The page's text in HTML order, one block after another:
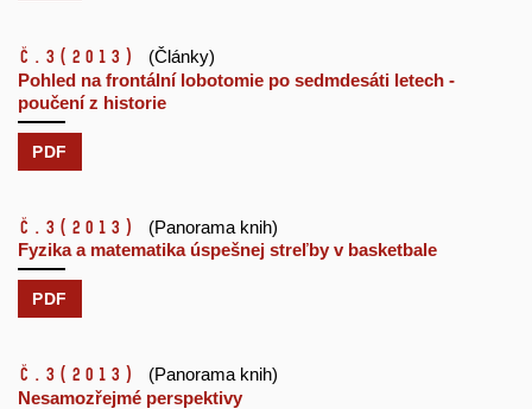
č.3 (2013)
(Články)
Pohled na frontální lobotomie po sedmdesáti letech -
poučení z historie
PDF
č.3 (2013)
(Panorama knih)
Fyzika a matematika úspešnej streľby v basketbale
PDF
č.3 (2013)
(Panorama knih)
Nesamozřejmé perspektivy